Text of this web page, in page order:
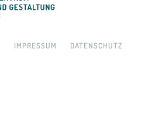
IMPRESSUM DATENSCHUTZ